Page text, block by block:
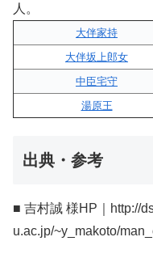
人。
大伴家持
大伴坂上郎女
中臣宅守
湯原王
出典・参考
■ 吉村誠 様HP｜http://
u.ac.jp/~y_makoto/